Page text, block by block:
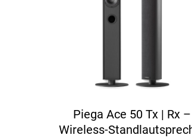
Piega Ace 50 Tx | Rx –
Wireless-